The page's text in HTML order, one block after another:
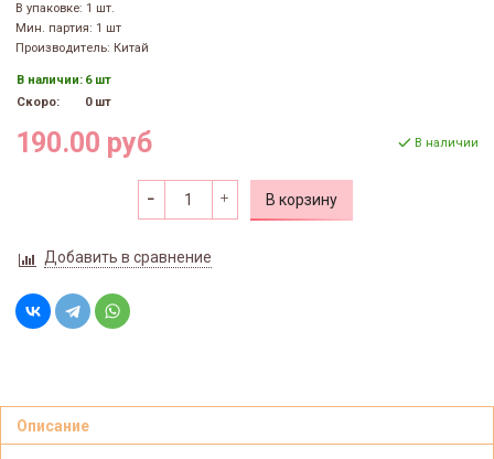
В упаковке: 1 шт.
Мин. партия: 1 шт
Производитель: Китай
В наличии: 6 шт
Скоро:
0 шт
190.00 руб В наличии
В корзину
Добавить в сравнение
Описание